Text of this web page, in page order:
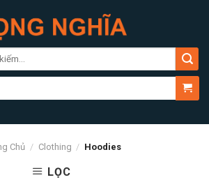
Chủ / Clothing / Hoodies
LỌC